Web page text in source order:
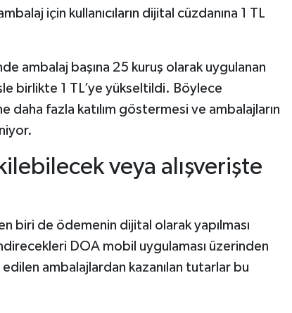
için kullanıcıların dijital cüzdanına 1 TL
ambalaj başına 25 kuruş olarak uygulanan
birlikte 1 TL’ye yükseltildi. Böylece
daha fazla katılım göstermesi ve ambalajların
veya alışverişte
biri de ödemenin dijital olarak yapılması
DOA mobil uygulaması üzerinden
ambalajlardan kazanılan tutarlar bu